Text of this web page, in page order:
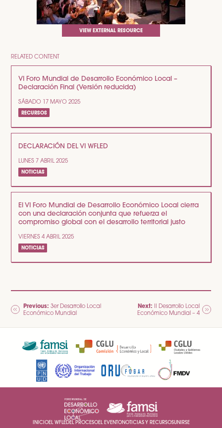
VIEW EXTERNAL RESOURCE
RELATED CONTENT
VI Foro Mundial de Desarrollo Económico Local –
Declaración Final (Versión reducida)
SÁBADO 17 MAYO 2025
RECURSOS
DECLARACIÓN DEL VI WFLED
LUNES 7 ABRIL 2025
NOTICIAS
El VI Foro Mundial de Desarrollo Económico Local cierra
con una declaración conjunta que refuerza el
compromiso global con el desarrollo territorial justo
VIERNES 4 ABRIL 2025
NOTICIAS
NAVEGACIÓN
Previous: 3er Desarrollo Local
Económico Mundial
Next: II Desarrollo Local
Económico Mundial – 4
INICIOEL WFLEDEL PROCESOEL EVENTONOTICIAS Y RECURSOSUNIRSE